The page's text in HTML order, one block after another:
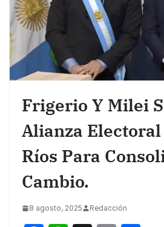
Frigerio Y Milei
Alianza
Ríos Para
Cambio.
8 agosto, 2025 Redacción